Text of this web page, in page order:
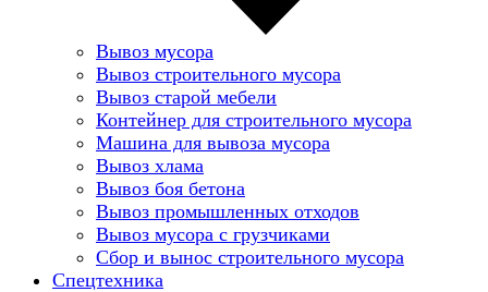
Вывоз мусора
Вывоз строительного мусора
Вывоз старой мебели
Контейнер для строительного мусора
Машина для вывоза мусора
Вывоз хлама
Вывоз боя бетона
Вывоз промышленных отходов
Вывоз мусора с грузчиками
Сбор и вынос строительного мусора
Спецтехника